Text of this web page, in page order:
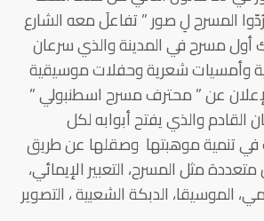
المسرح لِ صور ” تفاعلَ معه الشارع
أول مسرح في المدينة والذي سرعان
وأمسيات شعرية وحفلات موسيقية
عن ” محترف مسرح اسطنبولي ”
القادم والذي يفتح أبوابه لكل
في تنمية موهبتها وصقلها عن طريق
مثل المسرح، التعبير الإيمائي،
الموسيقا، الدبكة الشعبية ، التصوير